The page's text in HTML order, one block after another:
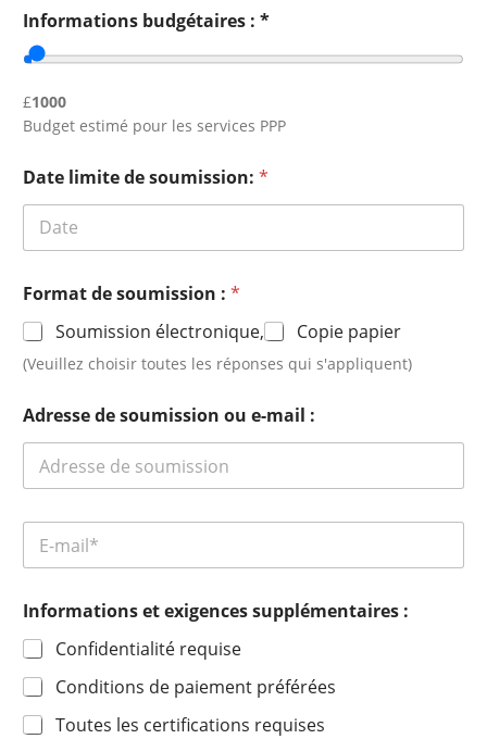
Informations budgétaires : *
£1000
Budget estimé pour les services PPP
Date limite de soumission: *
Format de soumission : *
Soumission électronique,
Copie papier
(Veuillez choisir toutes les réponses qui s'appliquent)
Adresse de soumission ou e-mail :
Informations et exigences supplémentaires :
Confidentialité requise
Conditions de paiement préférées
Toutes les certifications requises